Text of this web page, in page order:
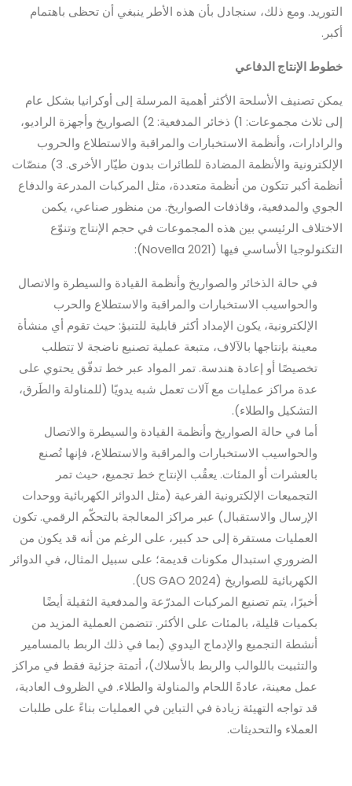
التوريد. ومع ذلك، سنجادل بأن هذه الأطر ينبغي أن تحظى باهتمام
أكبر.
خطوط الإنتاج الدفاعي
يمكن تصنيف الأسلحة الأكثر أهمية المرسلة إلى أوكرانيا بشكل عام
إلى ثلاث مجموعات: 1) ذخائر المدفعية: 2) الصواريخ وأجهزة الراديو،
والرادارات، وأنظمة الاستخبارات والمراقبة والاستطلاع والحروب
الإلكترونية والأنظمة المضادة للطائرات بدون طيّار الأخرى. 3) منصّات
أنظمة أكبر تتكون من أنظمة متعددة، مثل المركبات المدرعة والدفاع
الجوي والمدفعية، وقاذفات الصواريخ. من منظور صناعي، يكمن
الاختلاف الرئيسي بين هذه المجموعات في حجم الإنتاج وتنوّع
التكنولوجيا الأساسي فيها (Novella 2021):
في حالة الذخائر والصواريخ وأنظمة القيادة والسيطرة والاتصال
والحواسيب الاستخبارات والمراقبة والاستطلاع والحرب
الإلكترونية، يكون الإمداد أكثر قابلية للتنبؤ: حيث تقوم أي منشأة
معينة بإنتاجها بالآلاف، متبعة عملية تصنيع ناضجة لا تتطلب
تخصيصًا أو إعادة هندسة. تمر المواد عبر خط تدفّق يحتوي على
عدة مراكز عمليات مع آلات تعمل شبه يدويًا (للمناولة والطَرق،
التشكيل والطلاء).
أما في حالة الصواريخ وأنظمة القيادة والسيطرة والاتصال
والحواسيب الاستخبارات والمراقبة والاستطلاع، فإنها تُصنع
بالعشرات أو المئات. يعقُب الإنتاج خط تجميع، حيث تمر
التجميعات الإلكترونية الفرعية (مثل الدوائر الكهربائية ووحدات
الإرسال والاستقبال) عبر مراكز المعالجة بالتحكّم الرقمي. تكون
العمليات مستقرة إلى حد كبير، على الرغم من أنه قد يكون من
الضروري استبدال مكونات قديمة؛ على سبيل المثال، في الدوائر
الكهربائية للصواريخ (US GAO 2024).
أخيرًا، يتم تصنيع المركبات المدرّعة والمدفعية الثقيلة أيضًا
بكميات قليلة، بالمئات على الأكثر. تتضمن العملية المزيد من
أنشطة التجميع والإدماج اليدوي (بما في ذلك الربط بالمسامير
والتثبيت باللوالب والربط بالأسلاك)، أتمتة جزئية فقط في مراكز
عمل معينة، عادةً اللحام والمناولة والطلاء. في الظروف العادية،
قد تواجه التهيئة زيادة في التباين في العمليات بناءً على طلبات
العملاء والتحديثات.